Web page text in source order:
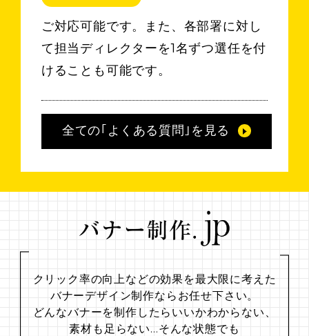
ご対応可能です。また、各部署に対し
て担当ディレクターを1名ずつ選任を付
けることも可能です。
全ての｢よくある質問｣を見る
クリック率の向上などの効果を最大限に考えた
バナーデザイン制作ならお任せ下さい。
どんなバナーを制作したらいいかわからない、
素材も足らない…そんな状態でも